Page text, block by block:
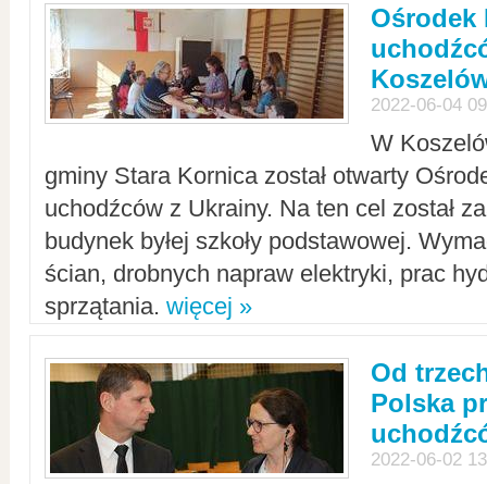
Ośrodek
2022-06-04
W
gminy Stara Kornica został otwarty
uchodźców z Ukrainy. Na ten cel został
budynek byłej szkoły podstawowej.
ścian, drobnych napraw elektryki, prac
sprzątania. więcej »
Od
Polska
2022-06-02